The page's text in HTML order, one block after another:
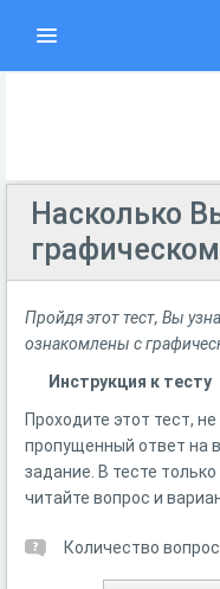
Насколько
Пройдя этот тест, Вы
ознакомлены с
Инструкция к тесту
Проходите этот тест,
пропущенный ответ на
задание. В тесте
читайте вопрос и
Количество